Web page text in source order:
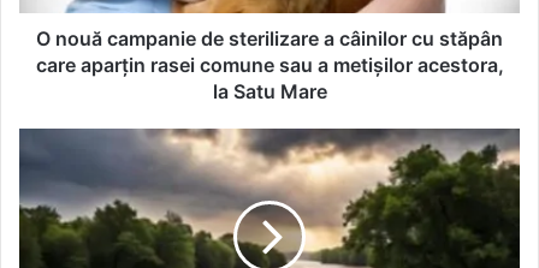
O nouă campanie de sterilizare a câinilor cu stăpân
care aparțin rasei comune sau a metișilor acestora,
la Satu Mare